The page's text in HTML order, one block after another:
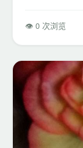
👁 0 次浏览